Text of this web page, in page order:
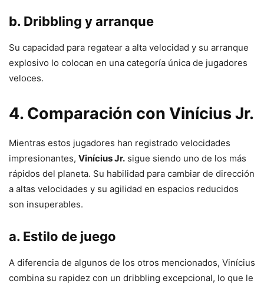
b. Dribbling y arranque
Su capacidad para regatear a alta velocidad y su arranque
explosivo lo colocan en una categoría única de jugadores
veloces.
4. Comparación con Vinícius Jr.
Mientras estos jugadores han registrado velocidades
impresionantes, Vinícius Jr. sigue siendo uno de los más
rápidos del planeta. Su habilidad para cambiar de dirección
a altas velocidades y su agilidad en espacios reducidos
son insuperables.
a. Estilo de juego
A diferencia de algunos de los otros mencionados, Vinícius
combina su rapidez con un dribbling excepcional, lo que le